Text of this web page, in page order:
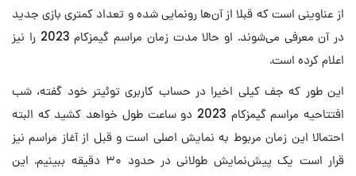
از عناوینی است که قبلا از آن‌ها رونمایی شده و تعداد کمتری بازی جدید
در آن معرفی می‌شوند. او حالا مدت زمان مراسم گیمزکام 2023 را نیز
اعلام کرده است.
این طور که جف کیلی اخیرا در حساب کاربری توئیتر خود گفته، شب
افتتاحیه مراسم گیمزکام 2023 دو ساعت طول خواهد کشید که البته
احتمالا این زمان مربوط به نمایش اصلی است و قبل از آغاز مراسم نیز
قرار است یک پیش‌نمایش طولانی در حدود ۳۰ دقیقه ببینیم. این